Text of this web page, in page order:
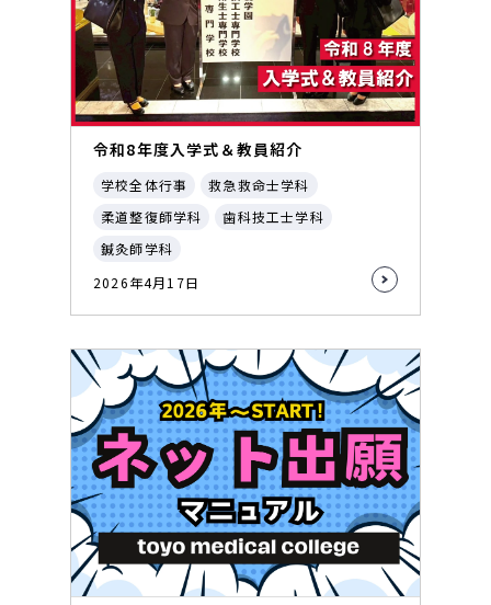
令和8年度入学式＆教員紹介
学校全体行事
救急救命士学科
柔道整復師学科
歯科技工士学科
鍼灸師学科
2026年4月17日